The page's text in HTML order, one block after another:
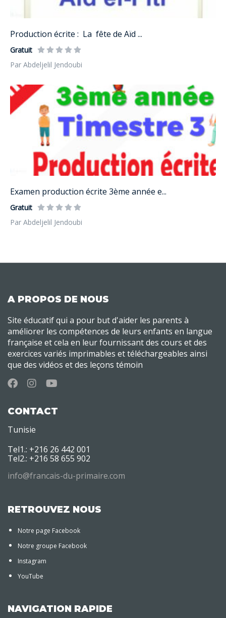
Production écrite : La fête de Aïd ...
Gratuit
Par Abdeljelil Jendoubi
Examen production écrite 3ème année e...
Gratuit
Par Abdeljelil Jendoubi
A PROPOS DE NOUS
Site éducatif qui a pour but d'aider les parents à
améliorer les compétences de leurs enfants en langue
française et cela en leur fournissant des cours et des
exercices variés imprimables et téléchargeables ainsi
que des vidéos et des leçons témoin
CONTACT
Tunisie
Tel1.: +216 26 442 001
Tel2.: +216 58 655 902
info@francais-du-primaire.com
RETROUVEZ NOUS
Notre page Facebook
Notre groupe Facebook
Instagram
YouTube
NAVIGATION RAPIDE